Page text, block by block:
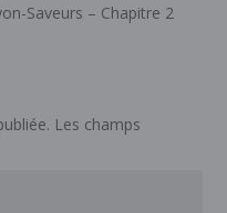
Saveurs – Chapitre 2
Les champs